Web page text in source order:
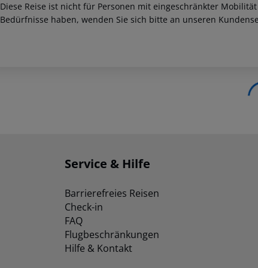
Diese Reise ist nicht für Personen mit eingeschränkter
Bedürfnisse haben, wenden Sie sich bitte an unseren
Service & Hilfe
Barrierefreies Reisen
Check-in
FAQ
Flugbeschränkungen
Hilfe & Kontakt